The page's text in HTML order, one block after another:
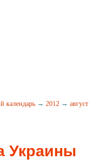
календарь → 2012 → август
Украины